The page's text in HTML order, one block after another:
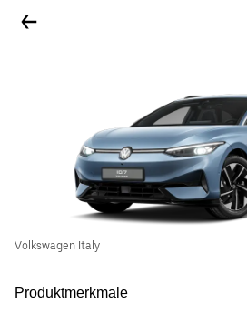
Volkswagen Italy
Produktmerkmale